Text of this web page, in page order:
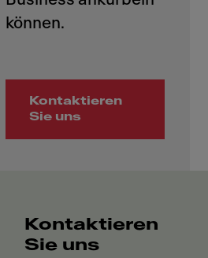
Kontaktieren
Sie uns
Kontaktieren
Sie uns